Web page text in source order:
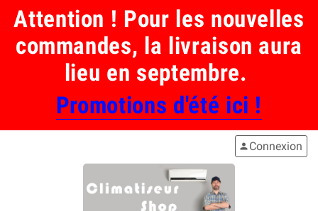
Attention ! Pour les nouvelles
commandes, la livraison aura
lieu en septembre.
Promotions d'été ici !
person Connexion